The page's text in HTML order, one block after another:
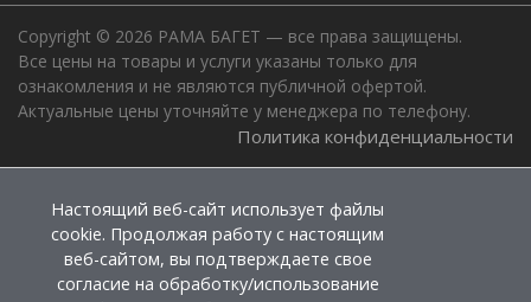
Copyright © 2026 РАМА БАГЕТ — все права защищены.
Все цены на товары и услуги указаны только для
ознакомления и не являются публичной офертой.
Актуальные цены уточняйте у менеджера по телефону.
Политика конфиденциальности
Настоящий веб-сайт использует файлы
cookie. Продолжая работу с настоящим
веб-сайтом, вы подтверждаете свое
согласие на обработку/использование